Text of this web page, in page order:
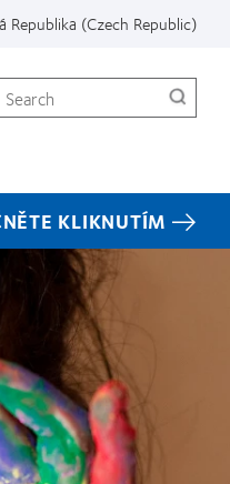
Republika (Czech Republic)
KLIKNUTÍM